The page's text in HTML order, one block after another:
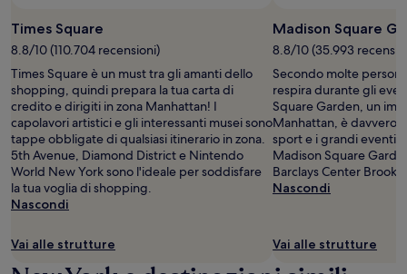
aggiuntive.
Times Square
8.8/10 (110.704 recensioni)
Times Square è un must tra gli amanti dello
shopping, quindi prepara la tua carta di
credito e dirigiti in zona Manhattan! I
capolavori artistici e gli interessanti musei sono
tappe obbligate di qualsiasi itinerario in zona.
5th Avenue, Diamond District e Nintendo
World New York sono l'ideale per soddisfare
la tua voglia di shopping.
Nascondi
Vai alle strutture
Madison Square
8.8/10 (35.993
Secondo molte
respira durante gli
Square Garden, un
Manhattan, è davvero
sport e i grandi eventi,
Madison Square
Barclays Center
Nascondi
Vai alle strutture